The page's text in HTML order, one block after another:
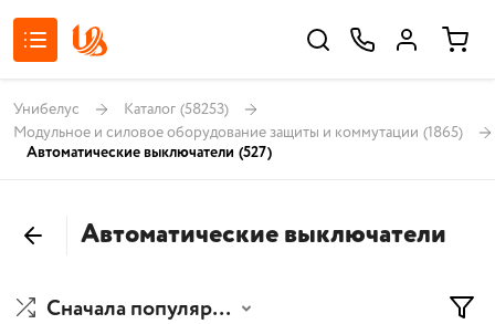
Унибелус Каталог (58253)
Модульное и силовое оборудование защиты и коммутации (1865)
Автоматические выключатели (527)
Автоматические выключатели
Сначала популярные